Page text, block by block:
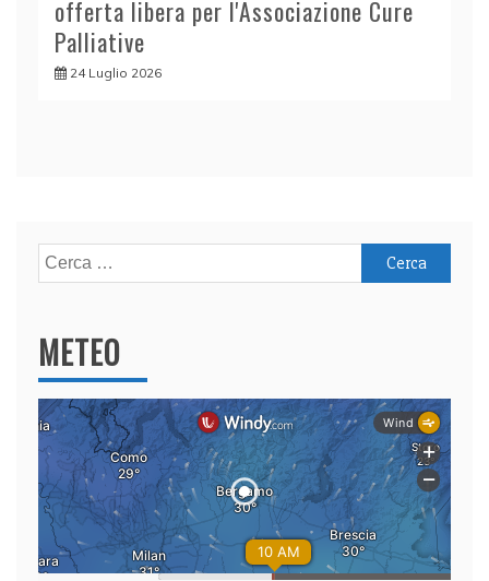
offerta libera per l'Associazione Cure
Palliative
24 Luglio 2026
Ricerca
per:
METEO